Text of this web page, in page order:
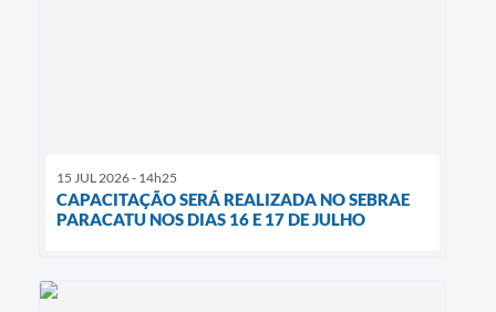
15 JUL 2026 - 14h25
CAPACITAÇÃO SERÁ REALIZADA NO SEBRAE
PARACATU NOS DIAS 16 E 17 DE JULHO